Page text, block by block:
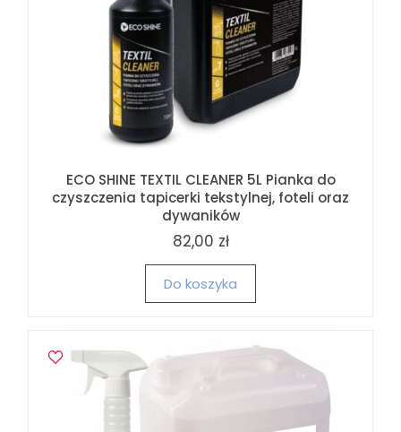
ECO SHINE TEXTIL CLEANER 5L Pianka do
czyszczenia tapicerki tekstylnej, foteli oraz
dywaników
82,00 zł
Do koszyka